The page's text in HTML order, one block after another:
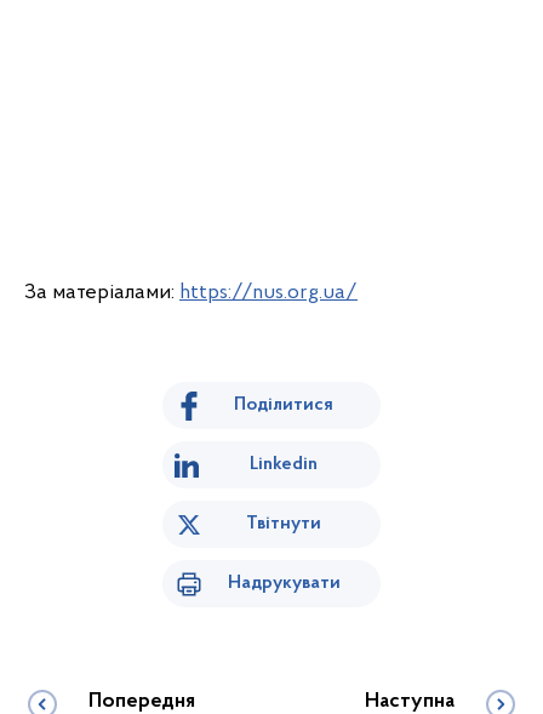
За матеріалами: https://nus.org.ua/
Поділитися
Linkedin
Твітнути
Надрукувати
Попередня Наступна